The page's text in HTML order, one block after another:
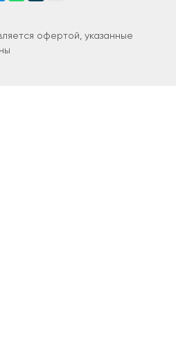
офертой, указанные